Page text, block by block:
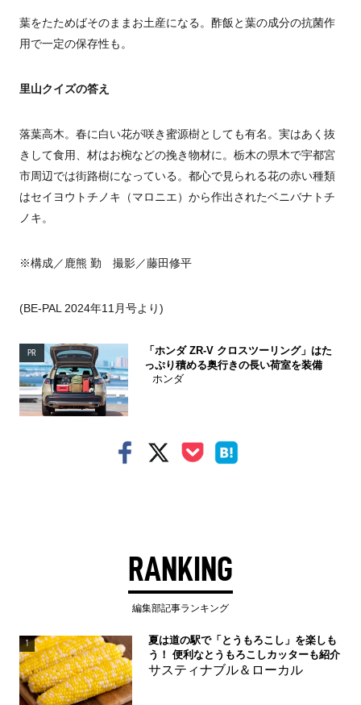
葉をたためばそのままお土産になる。酢飯と葉の成分の抗菌作
用で一定の保存性も。
里山クイズの答え
落葉高木。春に白い花が咲き蜜源樹としても有名。実はあく抜
きして食用、材はお椀などの挽き物材に。栃木の県木で宇都宮
市周辺では街路樹になっている。都心で見られる花の赤い種類
はセイヨウトチノキ（マロニエ）から作出されたベニバナトチ
ノキ。
※構成／鹿熊 勤 撮影／藤田修平
(BE-PAL 2024年11月号より)
PR
「ホンダ ZR-V クロスツーリング」はた
っぷり積める奥行きの長い荷室を装備
ホンダ
RANKING
編集部記事ランキング
1
夏は道の駅で「とうもろこし」を楽しも
う！ 便利なとうもろこしカッターも紹介
サスティナブル＆ローカル